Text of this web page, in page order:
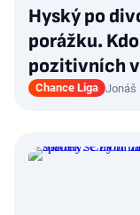
Hyský po
porážku.
pozitivních
Chance Liga Jonáš